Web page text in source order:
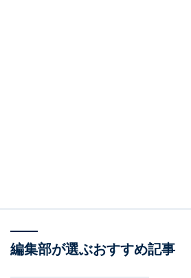
かわいらしいエピソードに、ファン
編集部が選ぶおすすめ記事